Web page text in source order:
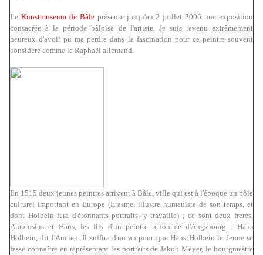
Le Kunstmuseum de Bâleprésente jusqu'au 2 juillet 2006 une exposition
consacrée à la période bâloise de l'artiste. Je suis revenu extrêmement
heureux d'avoir pu me perdre dans la fascination pour ce peintre souvent
considéré comme le Raphaël allemand.
En 1515 deux jeunes peintres arrivent à Bâle, ville qui est à l'époque un pôle
culturel important en Europe (Erasme, illustre humaniste de son temps, et
dont Holbein fera d'étonnants portraits, y travaille) ; ce sont deux frères,
Ambrosius et Hans, les fils d'un peintre renommé d'Augsbourg : Hans
Holbein, dit l'Ancien. Il suffira d'un an pour que Hans Holbein le Jeune se
fasse connaître en représentant les portraits de Jakob Meyer, le bourgmestre